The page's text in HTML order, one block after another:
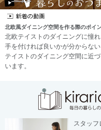
北欧風ダイニング空間を作る際のポイ
北欧テイストのダイニングに憧
手を付ければ良いかが分からな
テイストのダイニング空間に近
います。
スタッフ